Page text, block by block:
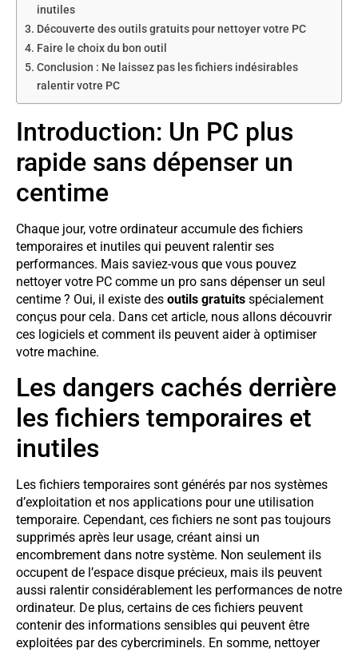
inutiles
Découverte des outils gratuits pour nettoyer votre PC
Faire le choix du bon outil
Conclusion : Ne laissez pas les fichiers indésirables
ralentir votre PC
Introduction: Un PC plus
rapide sans dépenser un
centime
Chaque jour, votre ordinateur accumule des fichiers
temporaires et inutiles qui peuvent ralentir ses
performances. Mais saviez-vous que vous pouvez
nettoyer votre PC comme un pro sans dépenser un seul
centime ? Oui, il existe des outils gratuits spécialement
conçus pour cela. Dans cet article, nous allons découvrir
ces logiciels et comment ils peuvent aider à optimiser
votre machine.
Les dangers cachés derrière
les fichiers temporaires et
inutiles
Les fichiers temporaires sont générés par nos systèmes
d’exploitation et nos applications pour une utilisation
temporaire. Cependant, ces fichiers ne sont pas toujours
supprimés après leur usage, créant ainsi un
encombrement dans notre système. Non seulement ils
occupent de l’espace disque précieux, mais ils peuvent
aussi ralentir considérablement les performances de notre
ordinateur. De plus, certains de ces fichiers peuvent
contenir des informations sensibles qui peuvent être
exploitées par des cybercriminels. En somme, nettoyer